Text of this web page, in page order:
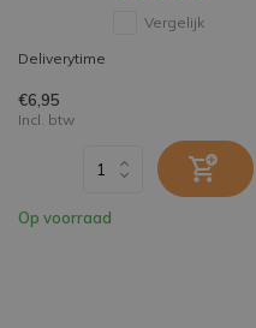
Vergelijk
Deliverytime
€6,95
Incl. btw
Op voorraad